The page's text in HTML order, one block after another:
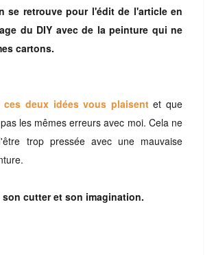
se retrouve pour l'édit de l'article en
du DIY avec de la peinture qui ne
cartons.
ces deux idées vous plaisentet que
les mêmes erreurs avec moi. Cela ne
trop pressée avec une mauvaise
cutter et son imagination.